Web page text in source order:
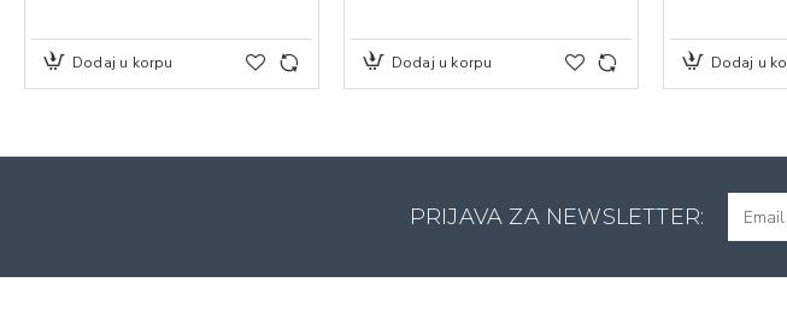
Dodaj u korpu Dodaj u korpu Dodaj u
PRIJAVA ZA NEWSLETTER: